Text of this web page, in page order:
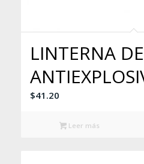
LINTERNA
$41.20
Leer más